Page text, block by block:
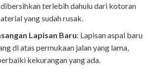
terlebih dahulu dari kotoran
yang sudah rusak.
Lapisan Baru: Lapisan aspal baru
di atas permukaan jalan yang lama,
kekurangan yang ada.